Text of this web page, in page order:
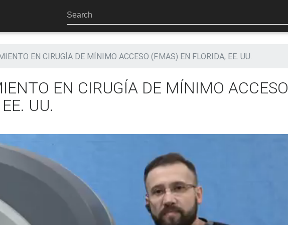
EN CIRUGÍA DE MÍNIMO ACCESO (F.MAS) EN FLORIDA, EE. UU.
EN CIRUGÍA DE MÍNIMO ACCESO
UU.